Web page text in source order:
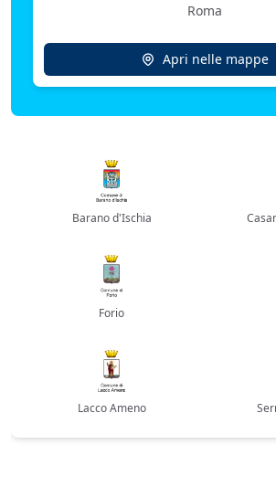
Roma
Apri nelle mappe
Barano d'Ischia
Forio
Lacco Ameno